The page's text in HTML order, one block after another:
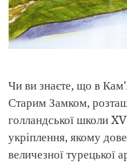
Чи ви знаєте, що в
Старим Замком,
голландської школи
укріплення, якому
величезної турецької